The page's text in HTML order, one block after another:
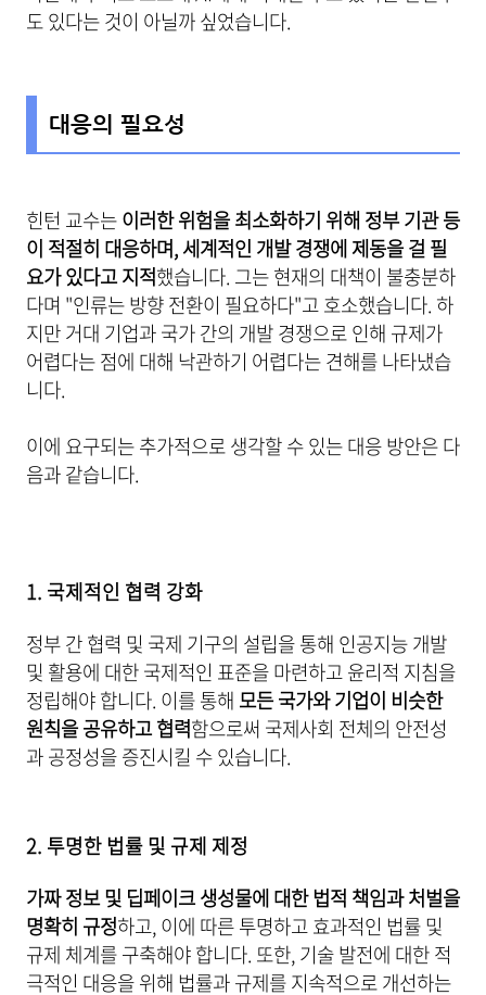
도 있다는 것이 아닐까 싶었습니다.
대응의 필요성
힌턴 교수는이러한 위험을 최소화하기 위해 정부 기관 등
이 적절히 대응하며, 세계적인 개발 경쟁에 제동을 걸 필
요가 있다고 지적했습니다. 그는 현재의 대책이 불충분하
다며 "인류는 방향 전환이 필요하다"고 호소했습니다. 하
지만 거대 기업과 국가 간의 개발 경쟁으로 인해 규제가
어렵다는 점에 대해 낙관하기 어렵다는 견해를 나타냈습
니다.
이에 요구되는 추가적으로 생각할 수 있는 대응 방안은 다
음과 같습니다.
1. 국제적인 협력 강화
정부 간 협력 및 국제 기구의 설립을 통해 인공지능 개발
및 활용에 대한 국제적인 표준을 마련하고 윤리적 지침을
정립해야 합니다. 이를 통해 모든 국가와 기업이 비슷한
원칙을 공유하고 협력함으로써 국제사회 전체의 안전성
과 공정성을 증진시킬 수 있습니다.
2. 투명한 법률 및 규제 제정
가짜 정보 및 딥페이크 생성물에 대한 법적 책임과 처벌을
명확히 규정하고, 이에 따른 투명하고 효과적인 법률 및
규제 체계를 구축해야 합니다. 또한, 기술 발전에 대한 적
극적인 대응을 위해 법률과 규제를 지속적으로 개선하는